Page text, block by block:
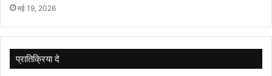
मई 19, 2026
प्रातिक्रिया दे